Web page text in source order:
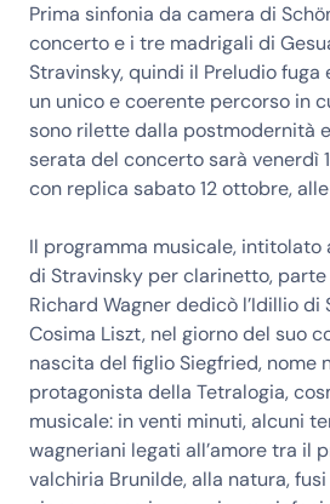
Prima sinfonia da camera di
concerto e i tre madrigali di
Stravinsky, quindi il Preludio
un unico e coerente percorso in
sono rilette dalla postmodernità
serata del concerto sarà venerdì
con replica sabato 12 ottobre, alle
Il programma musicale, intitolato
di Stravinsky per clarinetto, parte
Richard Wagner dedicò l’Idillio
Cosima Liszt, nel giorno del suo
nascita del figlio Siegfried, nome
protagonista della Tetralogia,
musicale: in venti minuti, alcuni
wagneriani legati all’amore tra il
valchiria Brunilde, alla natura,